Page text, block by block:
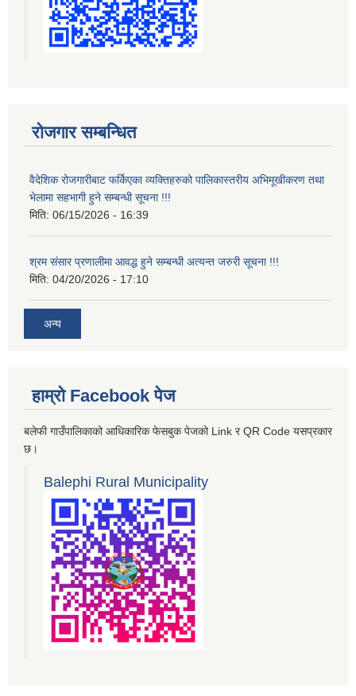
रोजगार सम्बन्धित
वैदेशिक रोजगारीबाट फर्किएका व्यक्तिहरुको पालिकास्तरीय अभिमूखीकरण तथा
भेलामा सहभागी हुने सम्बन्धी सूचना !!!
मिति: 06/15/2026 - 16:39
श्रम संसार प्रणालीमा आवद्ध हुने सम्बन्धी अत्यन्त जरुरी सूचना !!!
मिति: 04/20/2026 - 17:10
अन्य
हाम्रो Facebook पेज
बलेफी गाउँपालिकाको आधिकारिक फेसबुक पेजको Link र QR Code यसप्रकार
छ।
Balephi Rural Municipality